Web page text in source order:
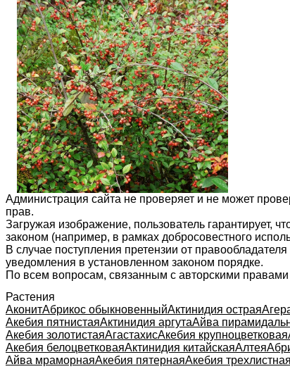
Администрация сайта не проверяет и не может
прав.
Загружая изображение, пользователь гарантирует,
законом (например, в рамках добросовестного
В случае поступления претензии от
уведомления в установленном законом порядке.
По всем вопросам, связанным с авторскими правами
Растения
АконитАбрикос обыкновенныйАктинидия острая
Акебия пятнистаяАктинидия аргутаАйва
Акебия золотистаяАгастахисАкебия крупноцветковая
Акебия белоцветковаяАктинидия китайскаяАлтея
Айва мраморнаяАкебия пятернаяАкебия трехлистная